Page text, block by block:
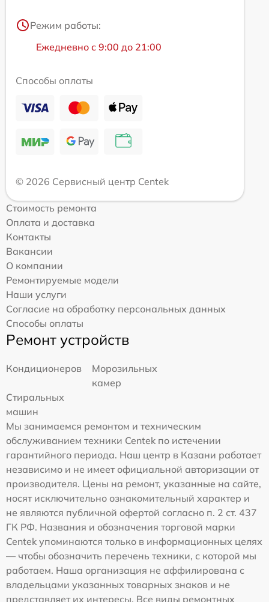
Режим работы:
Ежедневно с 9:00 до 21:00
Способы оплаты
© 2026 Сервисный центр Centek
Стоимость ремонта
Оплата и доставка
Контакты
Вакансии
О компании
Ремонтируемые модели
Наши услуги
Согласие на обработку персональных данных
Способы оплаты
Ремонт устройств
Кондиционеров
Морозильных
камер
Стиральных
машин
Мы занимаемся ремонтом и техническим
обслуживанием техники Centek по истечении
гарантийного периода. Наш центр в Казани работает
независимо и не имеет официальной авторизации от
производителя. Цены на ремонт, указанные на сайте,
носят исключительно ознакомительный характер и
не являются публичной офертой согласно п. 2 ст. 437
ГК РФ. Названия и обозначения торговой марки
Centek упоминаются только в информационных целях
— чтобы обозначить перечень техники, с которой мы
работаем. Наша организация не аффилирована с
владельцами указанных товарных знаков и не
представляет их интересы. Все виды ремонтных